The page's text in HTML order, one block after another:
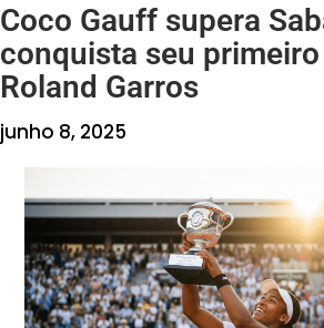
Coco Gauff supera
conquista seu
Roland Garros
junho 8, 2025